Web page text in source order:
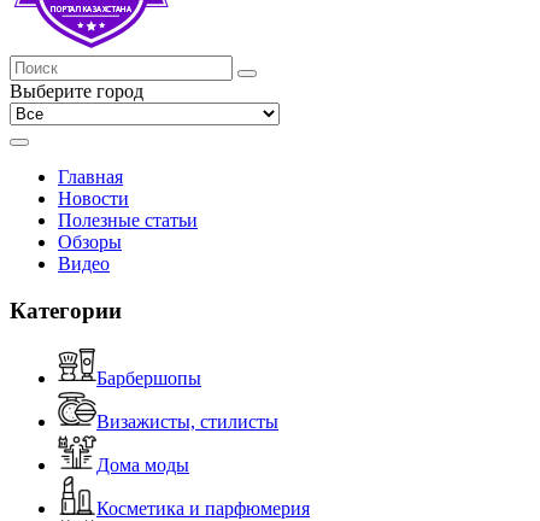
Выберите город
Главная
Новости
Полезные статьи
Обзоры
Видео
Категории
Барбершопы
Визажисты, стилисты
Дома моды
Косметика и парфюмерия